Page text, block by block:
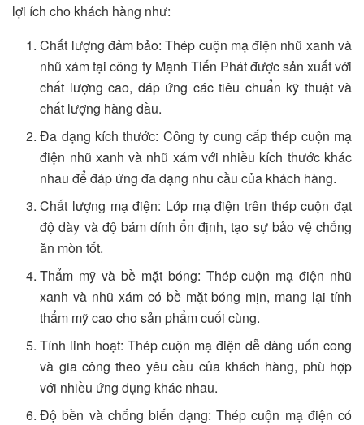
lợi ích cho khách hàng như:
Chất lượng đảm bảo: Thép cuộn mạ điện nhũ xanh và
nhũ xám tại công ty Mạnh Tiến Phát được sản xuất với
chất lượng cao, đáp ứng các tiêu chuẩn kỹ thuật và
chất lượng hàng đầu.
Đa dạng kích thước: Công ty cung cấp thép cuộn mạ
điện nhũ xanh và nhũ xám với nhiều kích thước khác
nhau để đáp ứng đa dạng nhu cầu của khách hàng.
Chất lượng mạ điện: Lớp mạ điện trên thép cuộn đạt
độ dày và độ bám dính ổn định, tạo sự bảo vệ chống
ăn mòn tốt.
Thẩm mỹ và bề mặt bóng: Thép cuộn mạ điện nhũ
xanh và nhũ xám có bề mặt bóng mịn, mang lại tính
thẩm mỹ cao cho sản phẩm cuối cùng.
Tính linh hoạt: Thép cuộn mạ điện dễ dàng uốn cong
và gia công theo yêu cầu của khách hàng, phù hợp
với nhiều ứng dụng khác nhau.
Độ bền và chống biến dạng: Thép cuộn mạ điện có